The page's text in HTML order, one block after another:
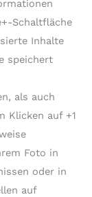
Schaltfläche
Inhalte
speichert
als auch
Klicken auf +1
Foto in
oder in
auf